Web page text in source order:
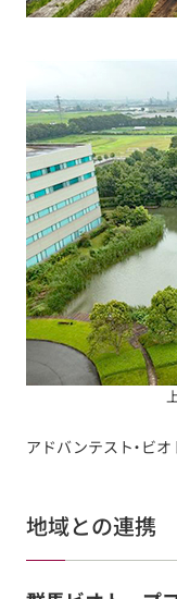
アドバンテスト・ビオ
地域との連携